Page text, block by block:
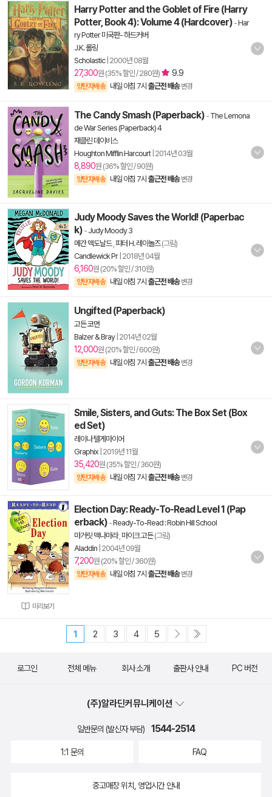
Harry Potter and the Goblet of Fire (Harry
Potter, Book 4): Volume 4 (Hardcover) -Har
ry Potter 미국판- 하드커버
J.K. 롤링
Scholastic| 2000년 08월
27,300원 (35% 할인 / 280원) 9.9
양탄자배송 내일 아침 7시 출근전 배송 변경
The Candy Smash (Paperback) - The Lemona
de War Series (Paperback) 4
재클린 데이비스
Houghton Mifflin Harcourt| 2014년 03월
8,890원 (36% 할인 / 90원)
양탄자배송 내일 아침 7시 출근전 배송 변경
Judy Moody Saves the World! (Paperbac
k) - Judy Moody 3
메간 맥도날드, 피터 H. 레이놀즈(그림)
Candlewick Pr| 2018년 04월
6,160원 (20% 할인 / 310원)
양탄자배송 내일 아침 7시 출근전 배송 변경
Ungifted (Paperback)
고든 코먼
Balzer & Bray 2014년 02월
12,000원 (20% 할인 / 600원)
양탄자배송 내일 아침 7시 출근전 배송 변경
Smile, Sisters, and Guts: The Box Set (Box
ed Set)
레이나 텔게마이어
Graphix 2019년 11월
35,420원 (35% 할인 / 360원)
양탄자배송 내일 아침 7시 출근전 배송 변경
미리보기
Election Day: Ready-To-Read Level 1 (Pap
erback) -Ready-To-Read : Robin Hill School
마거릿 맥나마라, 마이크 고든(그림)
Aladdin 2004년 09월
7,200원 (20% 할인 / 360원)
양탄자배송 내일 아침 7시 출근전 배송 변경
1 2 3 4 5
로그인 전체 메뉴 회사 소개 출판사 안내 PC 버전
(주)알라딘커뮤니케이션
일반문의 (발신자 부담) 1544-2514
1:1 문의 FAQ
중고매장 위치, 영업시간 안내